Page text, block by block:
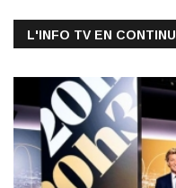
L'INFO TV EN CONTINU